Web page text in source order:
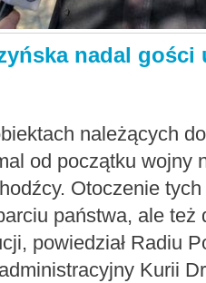
nadal gości
należących
od początku wojny
Otoczenie
państwa, ale też
powiedział Radiu
Kurii